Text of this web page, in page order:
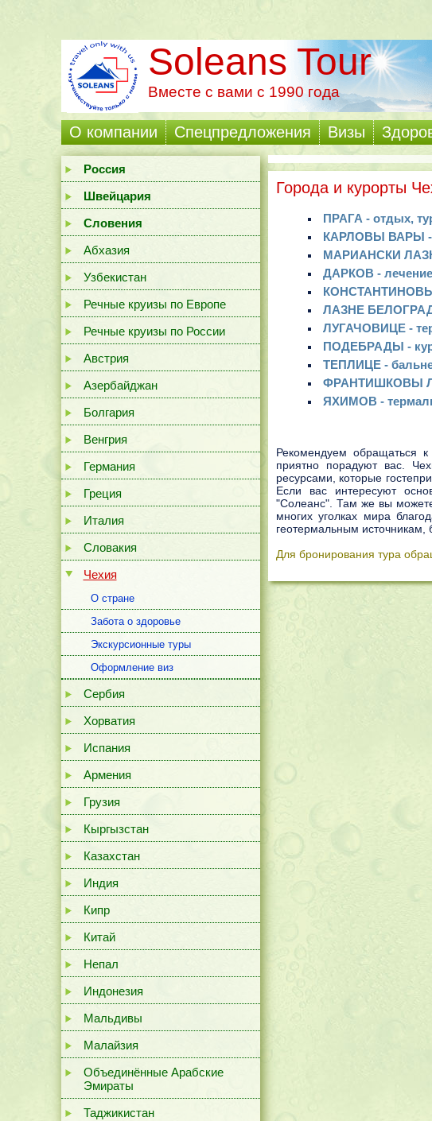
Soleans Tour
Вместе с вами с 1990 года
О компании Cпецпредложения Визы
Россия
Швейцария
Словения
Абхазия
Узбекистан
Речные круизы по Европе
Речные круизы по России
Австрия
Азербайджан
Болгария
Венгрия
Германия
Греция
Италия
Словакия
Чехия
О стране
Забота о здоровье
Экскурсионные туры
Оформление виз
Сербия
Хорватия
Испания
Армения
Грузия
Кыргызстан
Казахстан
Индия
Кипр
Китай
Непал
Индонезия
Мальдивы
Малайзия
Объединённые Арабские
Эмираты
Таджикистан
Города и курорты
ПРАГА - отдых,
КАРЛОВЫ ВАРЫ -
МАРИАНСКИ
ДАРКОВ -
КОНСТАНТИНОВЫ
ЛАЗНЕ БЕЛОГРАД
ЛУГАЧОВИЦЕ -
ПОДЕБРАДЫ -
ТЕПЛИЦЕ -
ФРАНТИШКОВЫ
ЯХИМОВ -
Рекомендуем обращаться
приятно порадуют вас.
ресурсами, которые
Если вас интересуют
"Солеанс". Там же вы
многих уголках мира
геотермальным источникам,
Для бронирования тура